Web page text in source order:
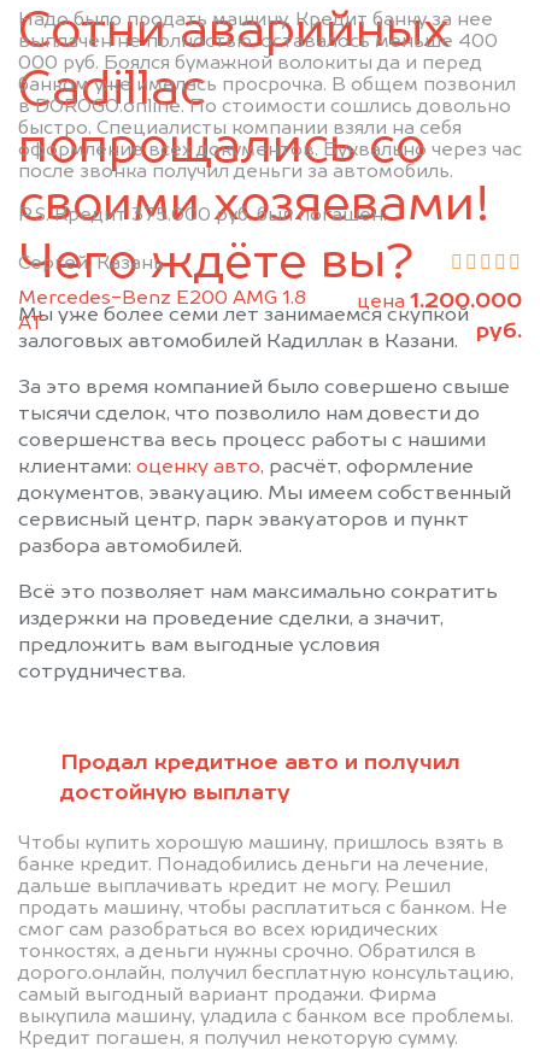
Надо было продать машину. Кредит банку за нее
выплачен не полностью, оставалось меньше 400
000 руб. Боялся бумажной волокиты да и перед
банком уже имелась просрочка. В общем позвонил
в DOROGO.online. По стоимости сошлись довольно
быстро. Специалисты компании взяли на себя
оформление всех документов. Буквально через час
после звонка получил деньги за автомобиль.
P.S. Кредит 375.000 руб. был погашен.
Сергей, Казань
Mercedes-Benz E200 AMG 1.8
АТ
цена 1.200.000
руб.
Продал кредитное авто и получил
достойную выплату
Чтобы купить хорошую машину, пришлось взять в
банке кредит. Понадобились деньги на лечение,
дальше выплачивать кредит не могу. Решил
продать машину, чтобы расплатиться с банком. Не
смог сам разобраться во всех юридических
тонкостях, а деньги нужны срочно. Обратился в
дорого.онлайн, получил бесплатную консультацию,
самый выгодный вариант продажи. Фирма
выкупила машину, уладила с банком все проблемы.
Кредит погашен, я получил некоторую сумму.
Кукмор
Лаишево
Лениногорск
Мамадыш
Менделеевск
Мензелинск
Муслюмово
Набережные Челны
Нижнекамск
Новошешминск
Нурлат
Пестрецы
Старое Дрожжаное
Тетюши
Черемшан
Чистополь
Сотни аварийных
Cadillac
попрощались со
своими хозяевами!
Чего ждёте вы?
Мы уже более семи лет занимаемся скупкой
залоговых автомобилей Кадиллак в Казани.
За это время компанией было совершено свыше
тысячи сделок, что позволило нам довести до
совершенства весь процесс работы с нашими
клиентами: оценку авто, расчёт, оформление
документов, эвакуацию. Мы имеем собственный
сервисный центр, парк эвакуаторов и пункт
разбора автомобилей.
Всё это позволяет нам максимально сократить
издержки на проведение сделки, а значит,
предложить вам выгодные условия
сотрудничества.
Позвоните нам: 8 (800)
551-81-15
Мы проконсультируем вас и
рассчитаем стоимость вашего
автомобиля.